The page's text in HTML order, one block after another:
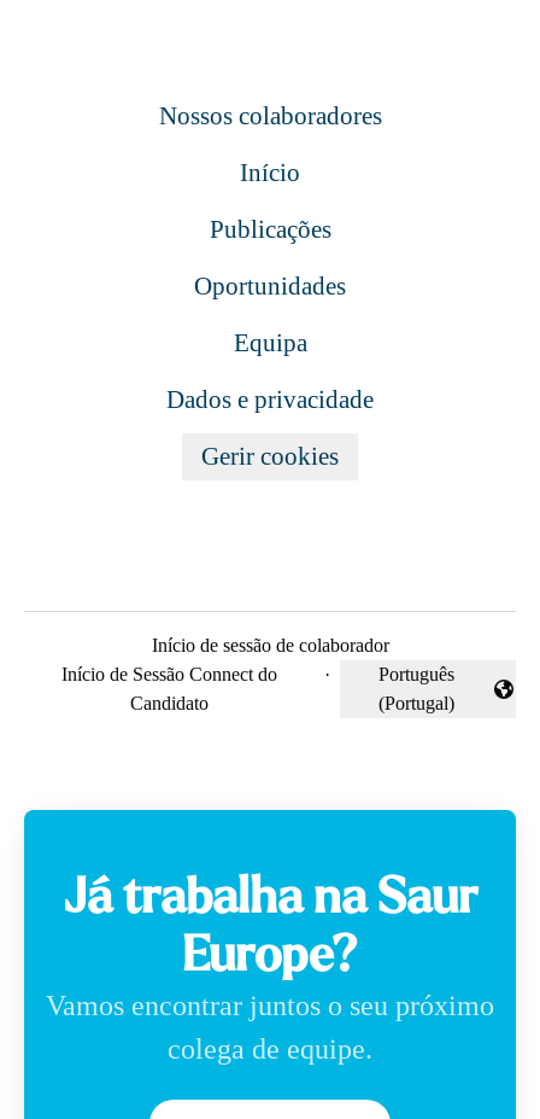
Nossos colaboradores
Início
Publicações
Oportunidades
Equipa
Dados e privacidade
Gerir cookies
Início de sessão de colaborador
Início de Sessão Connect do
Candidato
·
Alterar idioma
Português
(Portugal)
Já trabalha na Saur
Europe?
Vamos encontrar juntos o seu próximo
colega de equipe.